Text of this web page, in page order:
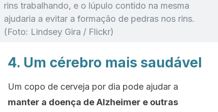
rins trabalhando, e o lúpulo contido na mesma
ajudaria a evitar a formação de pedras nos rins.
(Foto: Lindsey Gira / Flickr)
4. Um cérebro mais saudável
Um copo de cerveja por dia pode ajudar a
manter a doença de Alzheimer e outras